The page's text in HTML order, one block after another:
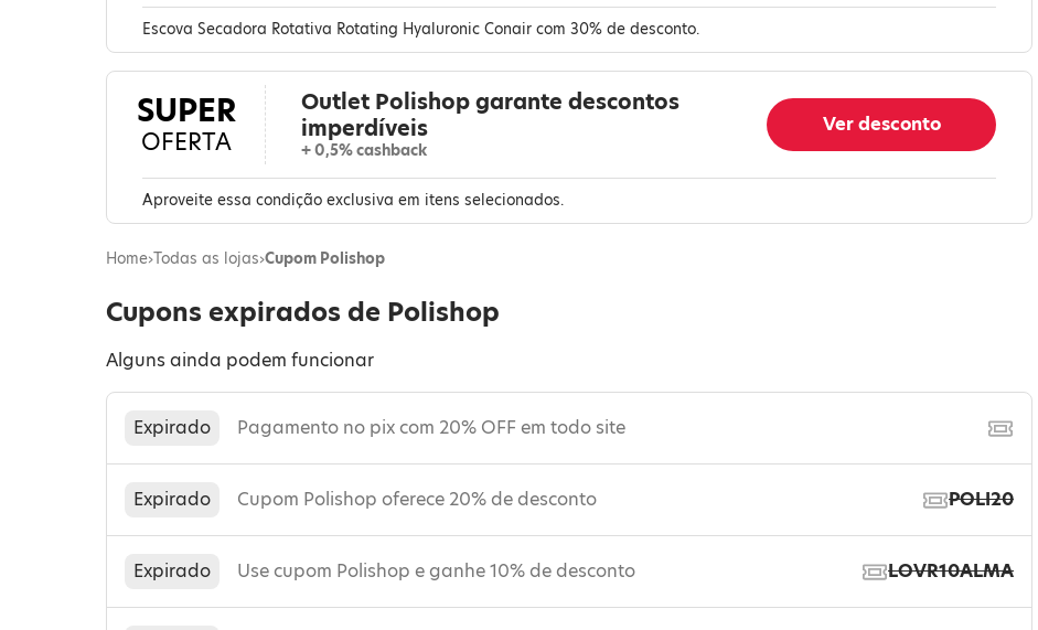
Escova Secadora Rotativa Rotating Hyaluronic Conair com 30% de desconto.
SUPER
OFERTA
Outlet Polishop garante descontos
imperdíveis
+ 0,5% cashback
Ver desconto
Aproveite essa condição exclusiva em itens selecionados.
Cupons expirados de Polishop
Alguns ainda podem funcionar
Pagamento no pix com 20% OFF em todo site
Expirado
Cupom Polishop oferece 20% de desconto
Expirado POLI20
Use cupom Polishop e ganhe 10% de desconto
Expirado LOVR10ALMA
Home›Todas as lojas›Cupom Polishop